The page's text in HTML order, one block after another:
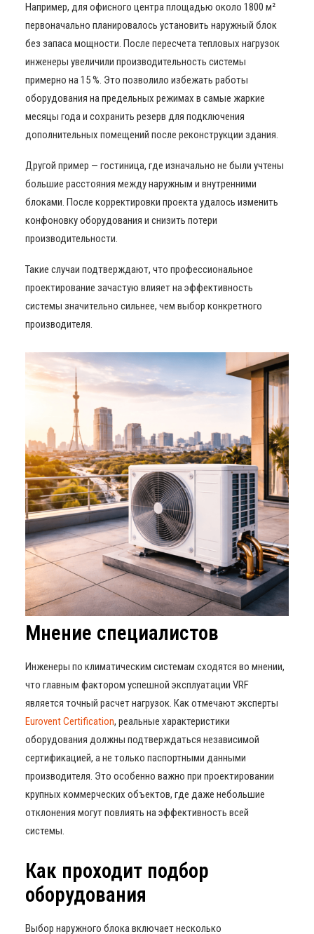
Например, для офисного центра площадью около 1800 м²
первоначально планировалось установить наружный блок
без запаса мощности. После пересчета тепловых нагрузок
инженеры увеличили производительность системы
примерно на 15 %. Это позволило избежать работы
оборудования на предельных режимах в самые жаркие
месяцы года и сохранить резерв для подключения
дополнительных помещений после реконструкции здания.
Другой пример — гостиница, где изначально не были учтены
большие расстояния между наружным и внутренними
блоками. После корректировки проекта удалось изменить
конфоновку оборудования и снизить потери
производительности.
Такие случаи подтверждают, что профессиональное
проектирование зачастую влияет на эффективность
системы значительно сильнее, чем выбор конкретного
производителя.
Мнение специалистов
Инженеры по климатическим системам сходятся во мнении,
что главным фактором успешной эксплуатации VRF
является точный расчет нагрузок. Как отмечают эксперты
Eurovent Certification, реальные характеристики
оборудования должны подтверждаться независимой
сертификацией, а не только паспортными данными
производителя. Это особенно важно при проектировании
крупных коммерческих объектов, где даже небольшие
отклонения могут повлиять на эффективность всей
системы.
Как проходит подбор
оборудования
Выбор наружного блока включает несколько